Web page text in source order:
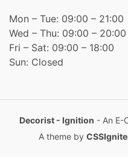
Mon – Tue: 09:00 – 21:00
Wed – Thu: 09:00 – 20:00
Fri – Sat: 09:00 – 18:00
Sun: Closed
Decorist - Ignition - An E-
A theme by